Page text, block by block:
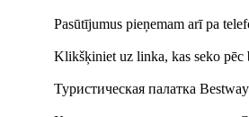
Pasūtījumus pieņemam arī pa
Klikšķiniet uz linka, kas seko
Туристическая палатка